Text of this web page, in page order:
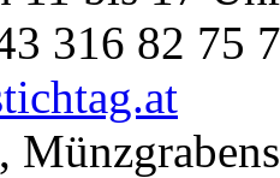
316 82 75